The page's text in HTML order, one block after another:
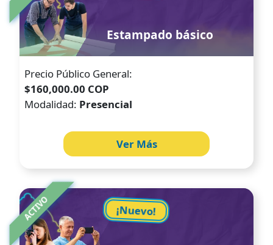
Estampado básico
Precio Público General:
$160,000.00 COP
Modalidad: Presencial
Ver Más
ACTIVO ¡Nuevo!
Image